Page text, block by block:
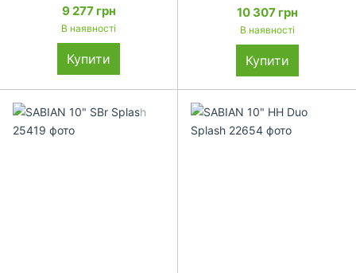
9 277 грн
В наявності
Купити
10 307 грн
В наявності
Купити